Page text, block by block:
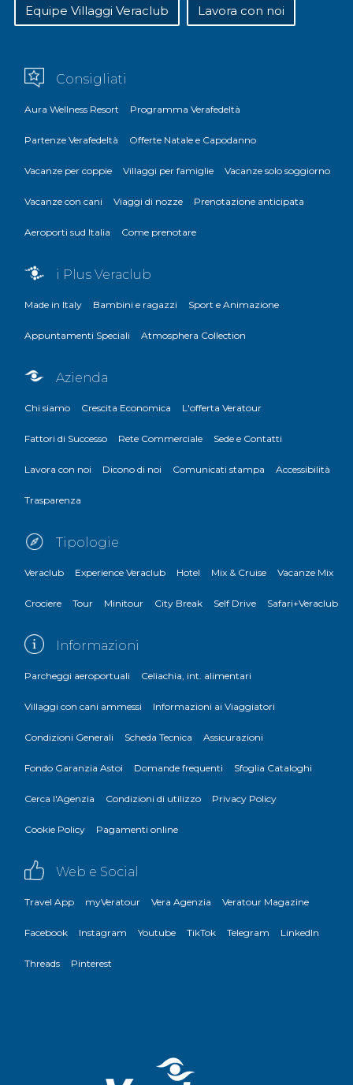
Equipe Villaggi Veraclub Lavora con noi
Consigliati
Aura Wellness Resort Programma Verafedeltà
Partenze Verafedeltà Offerte Natale e Capodanno
Vacanze per coppie Villaggi per famiglie Vacanze solo soggiorno
Vacanze con cani Viaggi di nozze Prenotazione anticipata
Aeroporti sud Italia Come prenotare
i Plus Veraclub
Made in Italy Bambini e ragazzi Sport e Animazione
Appuntamenti Speciali Atmosphera Collection
Azienda
Chi siamo Crescita Economica L'offerta Veratour
Fattori di Successo Rete Commerciale Sede e Contatti
Lavora con noi Dicono di noi Comunicati stampa Accessibilità
Trasparenza
Tipologie
Veraclub Experience Veraclub Hotel Mix & Cruise Vacanze Mix
Crociere Tour Minitour City Break Self Drive Safari+Veraclub
Informazioni
Parcheggi aeroportuali Celiachia, int. alimentari
Villaggi con cani ammessi Informazioni ai Viaggiatori
Condizioni Generali Scheda Tecnica Assicurazioni
Fondo Garanzia Astoi Domande frequenti Sfoglia Cataloghi
Cerca l'Agenzia Condizioni di utilizzo Privacy Policy
Cookie Policy Pagamenti online
Web e Social
Travel App myVeratour Vera Agenzia Veratour Magazine
Facebook Instagram Youtube TikTok Telegram LinkedIn
Threads Pinterest